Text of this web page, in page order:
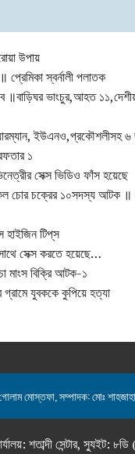
উপায়
স্বর্নালী পলাতক
॥বাড়িঘর ভাংচুর,আহত
ইউএনও,প্রকৌশলীসহ ৬
১
সেক্স ভিডিও ফাঁস হয়েছে
চোর চক্রের ১০সদস্য আটক ॥
হাইজিন টিপ্‌স
সেক্স করতে হয়েছে…
মাংস বিক্রি আটক-১
গ্রামে যুবককে কুপিয়ে হত্যা
মোস্তফা, সম্পাদক: মোঃ
শতাব্দী সেন্টার, স্যুইট: